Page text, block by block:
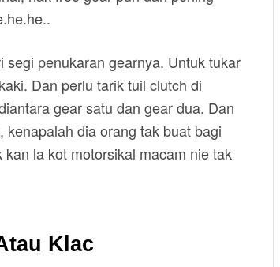
penukaran gearnya. Untuk tukar
Dan perlu tarik tuil clutch di
gear satu dan gear dua. Dan
dia orang tak buat bagi
la kot motorsikal macam nie tak
Klac